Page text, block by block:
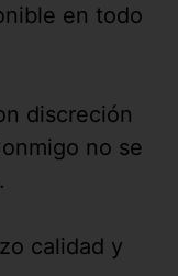
en todo
discreción
no se
calidad y